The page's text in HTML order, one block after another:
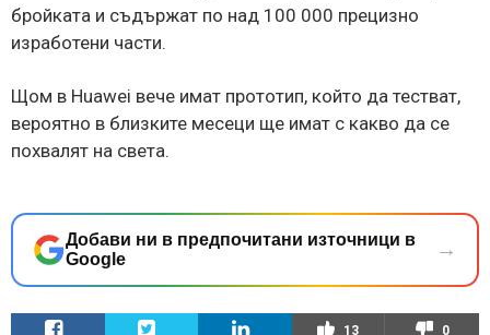
бройката и съдържат по над 100 000 прецизно
изработени части.
Щом в Huawei вече имат прототип, който да тестват,
вероятно в близките месеци ще имат с какво да се
похвалят на света.
Добави ни в предпочитани източници в
Google
→
13 0